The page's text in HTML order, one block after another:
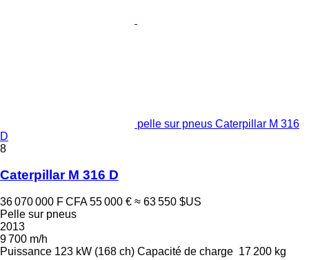
pelle sur pneus Caterpillar M 316
D
8
Caterpillar M 316 D
36 070 000 F CFA 55 000 € ≈ 63 550 $US
Pelle sur pneus
2013
9 700 m/h
Puissance 123 kW (168 ch) Capacité de charge 17 200 kg